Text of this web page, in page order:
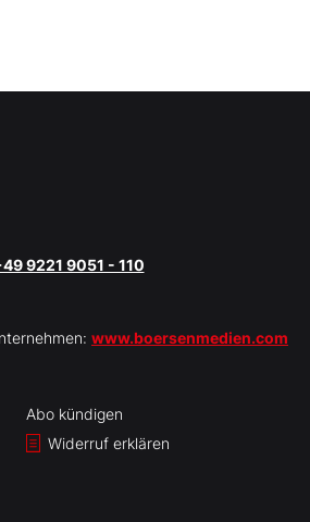
9221 9051 - 110
www.boersenmedien.com
Abo kündigen
Widerruf erklären